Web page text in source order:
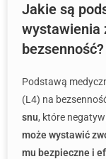
Jakie są
wystawienia
bezsenność?
Podstawą
(L4) na
snu, które
może wystawić
mu bezpieczne i